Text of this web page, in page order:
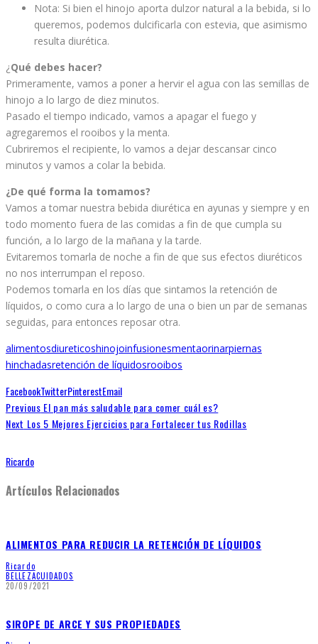
Nota: Si bien el hinojo aporta dulzor natural a la bebida, si lo
queremos, podemos dulcificarla con estevia, que asimismo
resulta diurética.
¿Qué debes hacer?
Primeramente, vamos a poner a hervir el agua con las semillas de
hinojo a lo largo de diez minutos.
Pasado el tiempo indicado, vamos a apagar el fuego y
agregaremos el rooibos y la menta.
Cubriremos el recipiente, lo vamos a dejar descansar cinco
minutos y vamos a colar la bebida.
¿De qué forma la tomamos?
Vamos a tomar nuestra bebida diurética en ayunas y siempre y en
todo momento fuera de las comidas a fin de que cumpla su
función, a lo largo de la mañana y la tarde.
Evitaremos tomarla de noche a fin de que sus efectos diuréticos
no nos interrumpan el reposo.
Podemos tomarla en los días que sintamos la retención de
líquidos, o como cura a lo largo de una o bien un par de semanas
seguidas, para entonces reposar otra.
alimentosdiureticoshinojoinfusionesmentaorinarpiernas
hinchadasretención de líquidosrooibos
FacebookTwitterPinterestEmail
Previous El pan más saludable para comer cuál es?
Next Los 5 Mejores Ejercicios para Fortalecer tus Rodillas
Ricardo
Artículos Relacionados
ALIMENTOS PARA REDUCIR LA RETENCIÓN DE LÍQUIDOS
Ricardo
BELLEZACUIDADOS
20/09/2021
SIROPE DE ARCE Y SUS PROPIEDADES